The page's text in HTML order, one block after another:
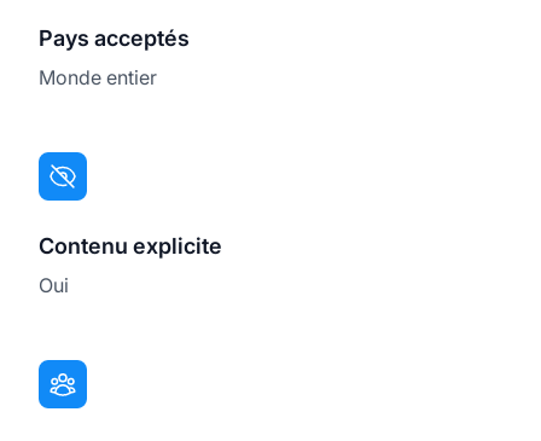
Pays acceptés
Monde entier
Contenu explicite
Oui